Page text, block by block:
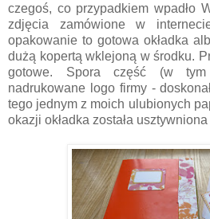
czegoś, co przypadkiem wpadło
zdjęcia zamówione w
opakowanie to gotowa okładka
dużą kopertą wklejoną w środku.
gotowe. Spora część (w tym
nadrukowane logo firmy -
tego jednym z moich ulubionych
okazji okładka została